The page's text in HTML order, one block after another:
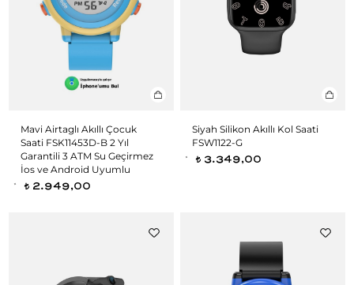
Mavi Airtaglı Akıllı Çocuk
Saati FSK11453D-B 2 Yıl
Garantili 3 ATM Su Geçirmez
İos ve Android Uyumlu
t 2.949,00
Siyah Silikon Akıllı Kol Saati
FSW1122-G
t 3.349,00